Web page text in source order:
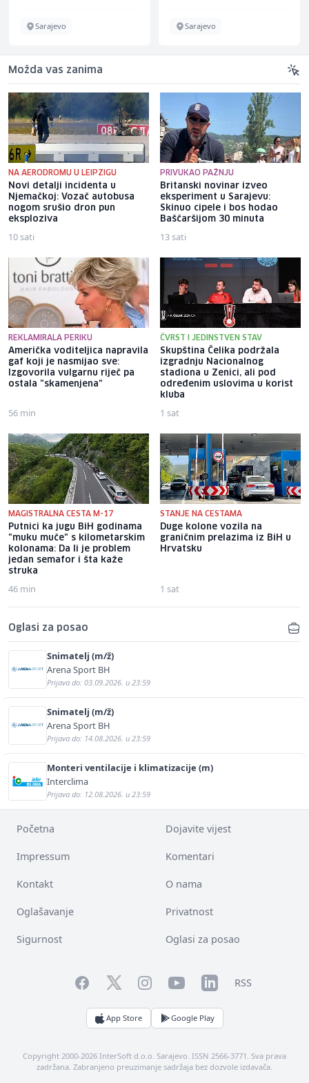
Sarajevo Sarajevo
Možda vas zanima
NA AERODROMU U LEIPZIGU
Novi detalji incidenta u
Njemačkoj: Vozač autobusa
nogom srušio dron pun
eksploziva
10 sati
PRIVUKAO PAŽNJU
Britanski novinar izveo
eksperiment u Sarajevu:
Skinuo cipele i bos hodao
Baščaršijom 30 minuta
13 sati
REKLAMIRALA PERIKU
Američka voditeljica napravila
gaf koji je nasmijao sve:
Izgovorila vulgarnu riječ pa
ostala "skamenjena"
56 min
ČVRST I JEDINSTVEN STAV
Skupština Čelika podržala
izgradnju Nacionalnog
stadiona u Zenici, ali pod
određenim uslovima u korist
kluba
1 sat
MAGISTRALNA CESTA M-17
Putnici ka jugu BiH godinama
"muku muče" s kilometarskim
kolonama: Da li je problem
jedan semafor i šta kaže
struka
46 min
STANJE NA CESTAMA
Duge kolone vozila na
graničnim prelazima iz BiH u
Hrvatsku
1 sat
Oglasi za posao
Snimatelj (m/ž)
Arena Sport BH
Prijava do: 03.09.2026. u 23:59
Snimatelj (m/ž)
Arena Sport BH
Prijava do: 14.08.2026. u 23:59
Monteri ventilacije i klimatizacije (m)
Interclima
Prijava do: 12.08.2026. u 23:59
Početna Dojavite vijest
Impressum Komentari
Kontakt O nama
Oglašavanje Privatnost
Sigurnost Oglasi za posao
FacebookTwitterInstagramYouTubeLinkedInRSS
App Store Google Play
Copyright 2000-2026 InterSoft d.o.o. Sarajevo. ISSN 2566-3771. Sva prava
zadržana. Zabranjeno preuzimanje sadržaja bez dozvole izdavača.